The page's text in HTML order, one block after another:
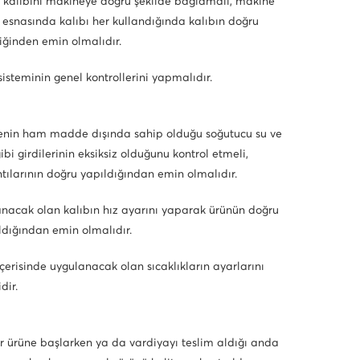
kalıbı her kullandığında kalıbın doğru
emin olmalıdır.
genel kontrollerini yapmalıdır.
ham madde dışında sahip olduğu soğutucu su ve
girdilerinin eksiksiz olduğunu kontrol etmeli,
doğru yapıldığından emin olmalıdır.
olan kalıbın hız ayarını yaparak ürünün doğru
emin olmalıdır.
uygulanacak olan sıcaklıkların ayarlarını
ürüne başlarken ya da vardiyayı teslim aldığı anda